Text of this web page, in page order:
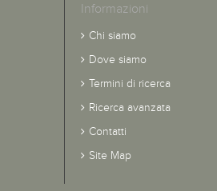
Informazioni
Chi siamo
Dove siamo
Termini di ricerca
Ricerca avanzata
Contatti
Site Map